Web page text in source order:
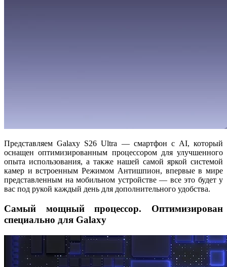
Представляем Galaxy S26 Ultra — смартфон с AI, который
оснащен оптимизированным процессором для улучшенного
опыта использования, а также нашей самой яркой системой
камер и встроенным Режимом Антишпион, впервые в мире
представленным на мобильном устройстве — все это будет у
вас под рукой каждый день для дополнительного удобства.
Самый мощный процессор. Оптимизирован
специально для Galaxy